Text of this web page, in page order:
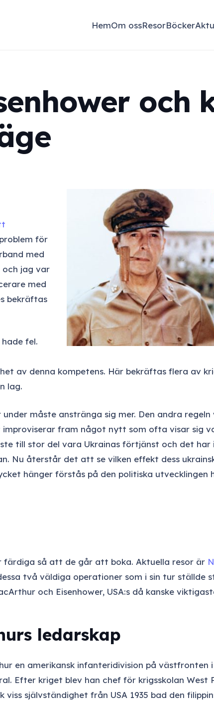
HemOm ossResorBöcker
och
för
med
jag var
med
bekräftas
fel.
av denna kompetens. Här bekräftas flera av
lag.
måste anstränga sig mer. Den andra
improviserar fram något nytt som ofta visar sig
till stor del vara Ukrainas förtjänst och det
Nu återstår det att se vilken effekt dess
hänger förstås på den politiska utvecklingen
så att de går att boka. Aktuella resor är
två väldiga operationer som i sin tur ställde
och Eisenhower, USA:s då kanske
ledarskap
en amerikansk infanteridivision på västfronten
Efter kriget blev han chef för krigsskolan West
självständighet från USA 1935 bad den